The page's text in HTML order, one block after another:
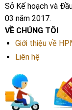
Sở Kế hoạch và
03 năm 2017.
VỀ CHÚNG TÔI
Giới thiệu về
Liên hệ